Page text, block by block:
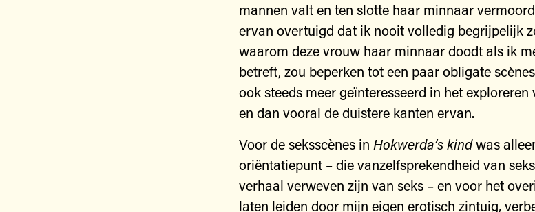
mannen valt en ten slotte haar minnaar
ervan overtuigd dat ik nooit volledig begrijpelijk
waarom deze vrouw haar minnaar doodt als ik
betreft, zou beperken tot een paar obligate
ook steeds meer geïnteresseerd in het
en dan vooral de duistere kanten ervan.
Voor de seksscènes in Hokwerda’skindwas
oriëntatiepunt – die vanzelfsprekendheid van
verhaal verweven zijn van seks – en voor het
laten leiden door mijn eigen erotisch zintuig,